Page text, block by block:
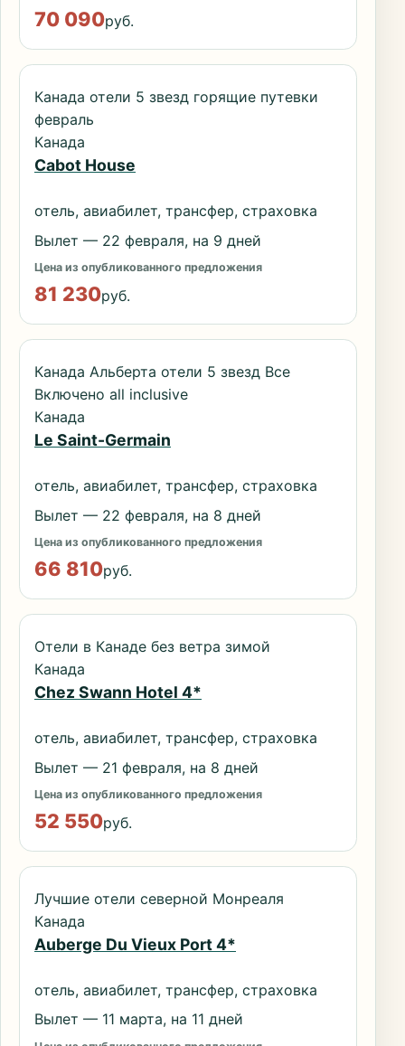
70 090руб.
Канада отели 5 звезд горящие путевки
февраль
Канада
Cabot House
отель, авиабилет, трансфер, страховка
Вылет — 22 февраля, на 9 дней
Цена из опубликованного предложения
81 230руб.
Канада Альберта отели 5 звезд Все
Включено all inclusive
Канада
Le Saint-Germain
отель, авиабилет, трансфер, страховка
Вылет — 22 февраля, на 8 дней
Цена из опубликованного предложения
66 810руб.
Отели в Канаде без ветра зимой
Канада
Chez Swann Hotel 4*
отель, авиабилет, трансфер, страховка
Вылет — 21 февраля, на 8 дней
Цена из опубликованного предложения
52 550руб.
Лучшие отели северной Монреаля
Канада
Auberge Du Vieux Port 4*
отель, авиабилет, трансфер, страховка
Вылет — 11 марта, на 11 дней